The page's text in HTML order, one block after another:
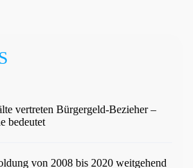
vertreten Bürgergeld-Bezieher –
bedeutet
von 2008 bis 2020 weitgehend